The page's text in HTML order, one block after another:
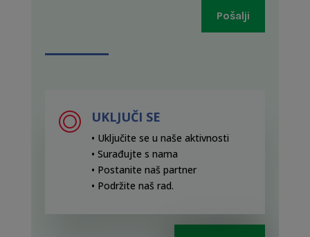
Pošalji
UKLJUČI SE
• Uključite se u naše aktivnosti
• Surađujte s nama
• Postanite naš partner
• Podržite naš rad.